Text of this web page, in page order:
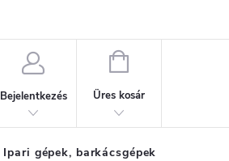
Bejelentkezés
KOSÁR
Üres kosár
Ipari gépek, barkácsgépek